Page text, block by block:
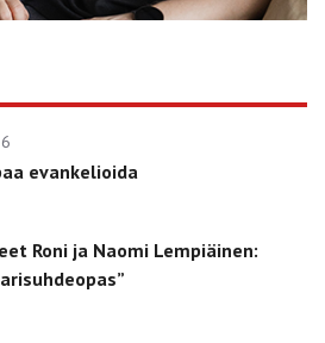
evankelioida
Roni ja Naomi Lempiäinen: